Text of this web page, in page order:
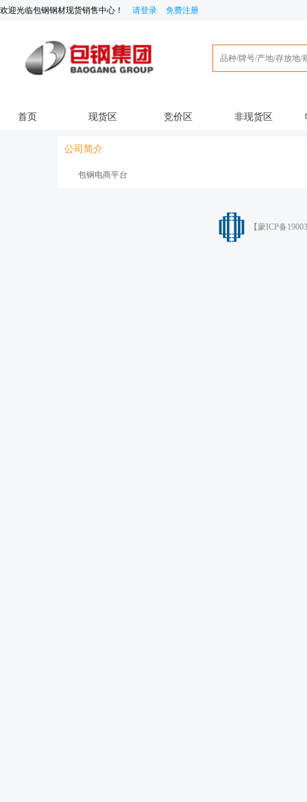
欢迎光临包钢钢材现货销售中心 ！ 请登录 免费注册
首页 现货区 竞价区 非现货区
公司简介
包钢电商平台
【蒙ICP备